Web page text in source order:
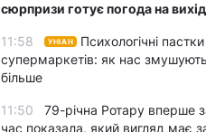
сюрпризи готує погода на
11:58 УНІАН
Психологічні
супермаркетів: як нас
більше
11:50
79-річна Ротару вперше
час показала, який вигляд має